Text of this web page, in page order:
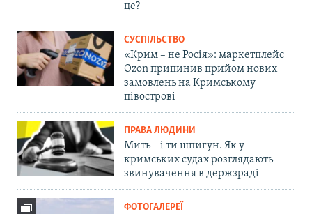
це?
СУСПІЛЬСТВО
«Крим – не Росія»: маркетплейс
Ozon припинив прийом нових
замовлень на Кримському
півострові
ПРАВА ЛЮДИНИ
Мить – і ти шпигун. Як у
кримських судах розглядають
звинувачення в держзраді
ФОТОГАЛЕРЕЇ